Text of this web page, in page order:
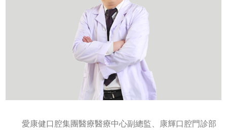
愛康健口腔集團醫療醫療中心副總監、康輝口腔門診部